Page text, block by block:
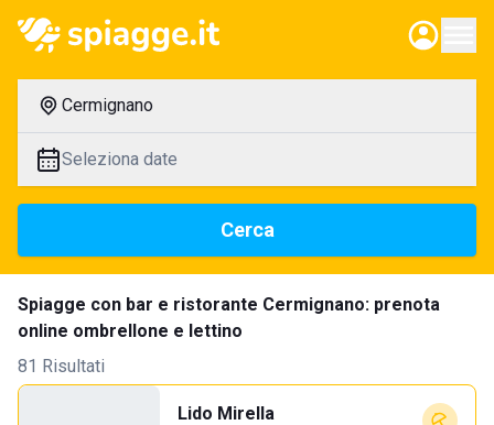
Cermignano
Seleziona date
Cerca
Spiagge con bar e ristorante Cermignano: prenota
online ombrellone e lettino
81 Risultati
Lido Mirella